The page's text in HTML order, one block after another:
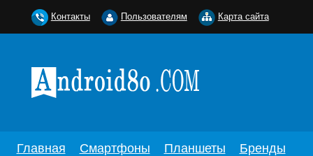
Главная Смартфоны Планшеты Бренды
Контакты Пользователям Карта сайта